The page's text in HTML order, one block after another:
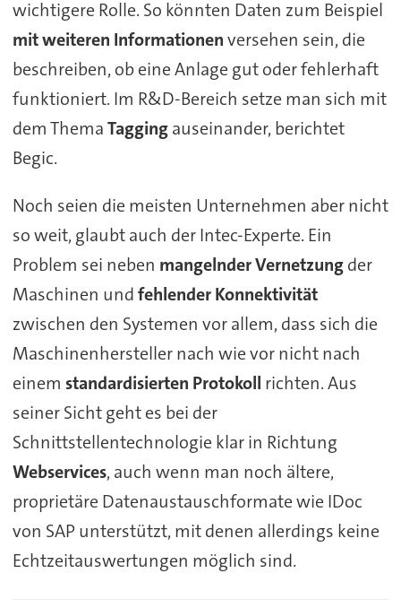
wichtigere Rolle. So könnten Daten zum Beispiel
mit weiteren Informationenversehen sein, die
beschreiben, ob eine Anlage gut oder fehlerhaft
funktioniert. Im R&D-Bereich setze man sich mit
dem ThemaTaggingauseinander, berichtet
Begic.
Noch seien die meisten Unternehmen aber nicht
so weit, glaubt auch der Intec-Experte. Ein
Problem sei neben mangelnder Vernetzungder
Maschinen undfehlender Konnektivität
zwischen den Systemen vor allem, dass sich die
Maschinenhersteller nach wie vor nicht nach
einem standardisierten Protokoll richten. Aus
seiner Sicht geht es bei der
Schnittstellentechnologie klar in Richtung
Webservices, auch wenn man noch ältere,
proprietäre Datenaustauschformate wie IDoc
von SAP unterstützt, mit denen allerdings keine
Echtzeitauswertungen möglich sind.